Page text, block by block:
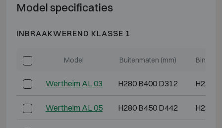
Model specificaties
INBRAAKWEREND KLASSE 1
Model Buitenmaten (mm)
Wertheim AL 03 H280 B400 D312 H230
Wertheim AL 05 H280 B450 D442 H230